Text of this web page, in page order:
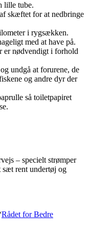
lille tube.
skæftet for at nedbringe
i rygsækken.
med at have på.
er nødvendigt i forhold
undgå at forurene, de
og andre dyr der
så toiletpapiret
– specielt strømper
sæt rent undertøj og
Rådet for Bedre